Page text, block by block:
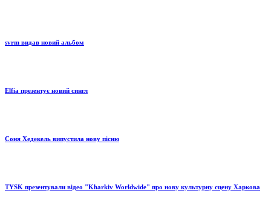
svrm видав новий альбом
Elfia презентує новий сингл
Соня Хедекель випустила нову пісню
TYSK презентували відео "Kharkiv Worldwide" про нову культурну сцену Харкова